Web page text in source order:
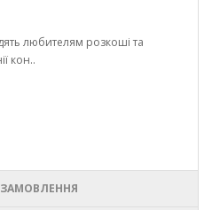
любителям розкоші та
кон..